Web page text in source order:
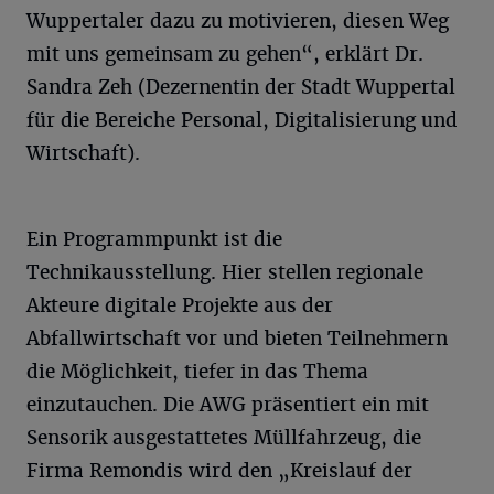
Wuppertaler dazu zu motivieren, diesen Weg
mit uns gemeinsam zu gehen“, erklärt Dr.
Sandra Zeh (Dezernentin der Stadt Wuppertal
für die Bereiche Personal, Digitalisierung und
Wirtschaft).
Ein Programmpunkt ist die
Technikausstellung. Hier stellen regionale
Akteure digitale Projekte aus der
Abfallwirtschaft vor und bieten Teilnehmern
die Möglichkeit, tiefer in das Thema
einzutauchen. Die AWG präsentiert ein mit
Sensorik ausgestattetes Müllfahrzeug, die
Firma Remondis wird den „Kreislauf der